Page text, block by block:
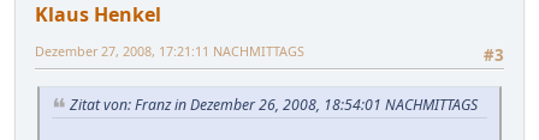
Klaus Henkel
#3
Dezember 27, 2008, 17:21:11 NACHMITTAGS
Zitat von: Franz in Dezember 26, 2008, 18:54:01 NACHMITTAGS